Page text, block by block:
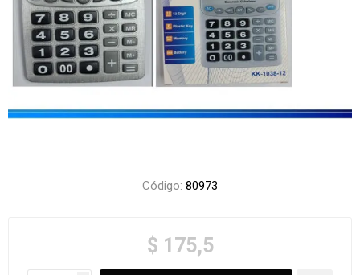
Código: 80973
$ 175,5